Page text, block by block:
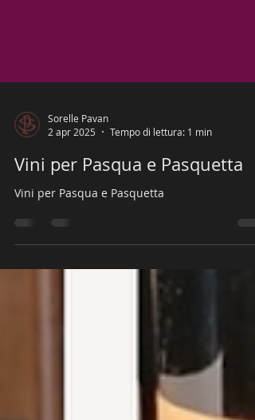
Sorelle Pavan
2 apr 2025
Tempo di lettura: 1 min
Vini per Pasqua e Pasquetta